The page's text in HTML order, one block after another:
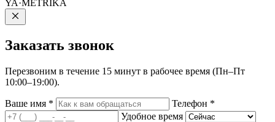
YA·METRIKA
Заказать звонок
Перезвоним в течение 15 минут в рабочее время (Пн–Пт
10:00–19:00).
Ваше имя * Телефон *
Удобное время